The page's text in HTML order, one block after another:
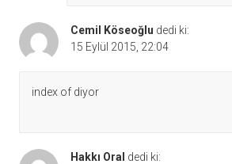
Cemil Köseoğlu dedi ki:
15 Eylül 2015, 22:04
index of diyor
Hakkı Oral dedi ki: